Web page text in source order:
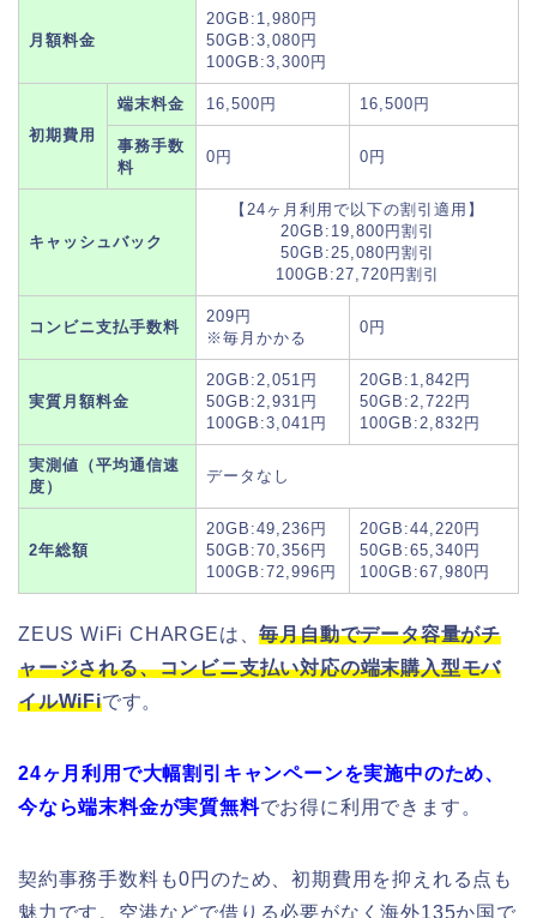
月額料金
20GB:1,980円
50GB:3,080円
100GB:3,300円
初期費用
端末料金 16,500円 16,500円
事務手数
料
0円 0円
キャッシュバック
【24ヶ月利用で以下の割引適用】
20GB:19,800円割引
50GB:25,080円割引
100GB:27,720円割引
コンビニ支払手数料
209円
※毎月かかる
0円
実質月額料金
20GB:2,051円
50GB:2,931円
100GB:3,041円
20GB:1,842円
50GB:2,722円
100GB:2,832円
実測値（平均通信速
度）
データなし
2年総額
20GB:49,236円
50GB:70,356円
100GB:72,996円
20GB:44,220円
50GB:65,340円
100GB:67,980円
ZEUS WiFi CHARGEは、毎月自動でデータ容量がチ
ャージされる、コンビニ支払い対応の端末購入型モバ
イルWiFiです。
24ヶ月利用で大幅割引キャンペーンを実施中のため、
今なら端末料金が実質無料でお得に利用できます。
契約事務手数料も0円のため、初期費用を抑えれる点も
魅力です。空港などで借りる必要がなく海外135か国で